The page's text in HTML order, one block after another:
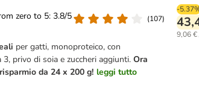
zero to 5: 3.8/5
(107)
per gatti, monoproteico, con
privo di soia e zuccheri aggiunti. Ora
da 24 x 200 g! leggi tutto
-
9,06 €